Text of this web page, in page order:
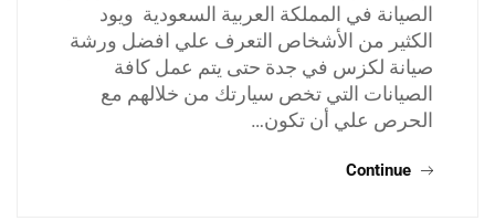
الصيانة في المملكة العربية السعودية ويود
الكثير من الأشخاص التعرف علي افضل ورشة
صيانة لكزس في جدة حتى يتم عمل كافة
الصيانات التي تخص سيارتك من خلالهم مع
الحرص علي أن تكون…
Continue